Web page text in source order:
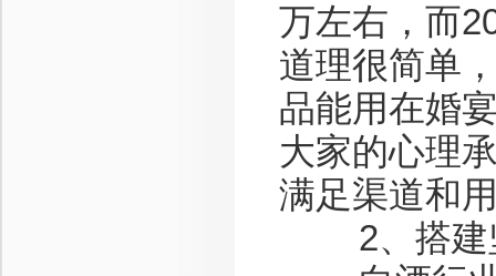
万左右，而
道理很简单
品能用在婚
大家的心理
满足渠道和
2、搭建